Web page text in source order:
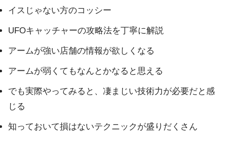
イスじゃない方のコッシー
UFOキャッチャーの攻略法を丁寧に解説
アームが強い店舗の情報が欲しくなる
アームが弱くてもなんとかなると思える
でも実際やってみると、凄まじい技術力が必要だと感
じる
知っておいて損はないテクニックが盛りだくさん